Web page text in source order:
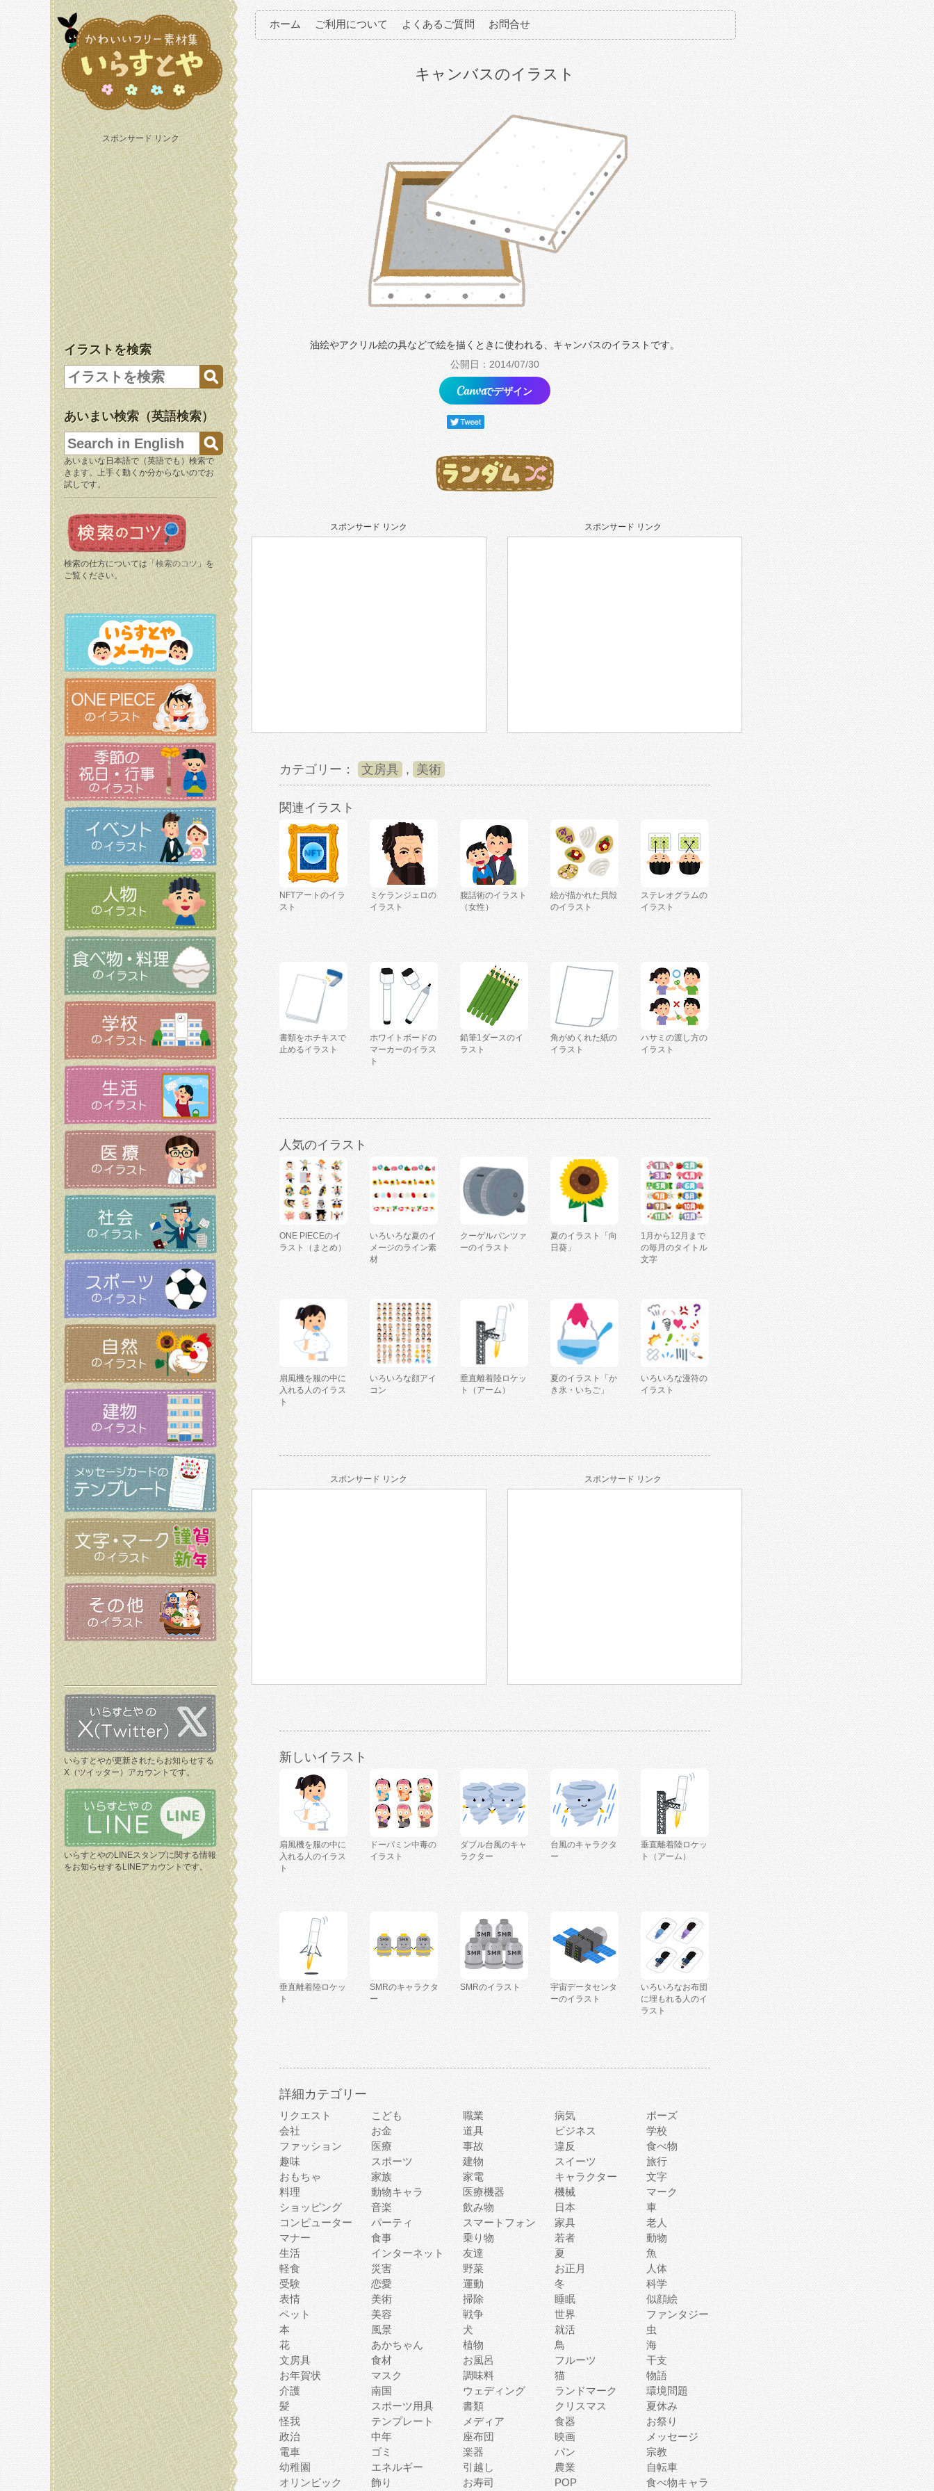
スポンサード リンク
イラストを検索
あいまい検索（英語検索）
あいまいな日本語で（英語でも）検索で
きます。上手く動くか分からないのでお
試しです。
検索の仕方については「 検索のコツ 」を
ご覧ください。
いらすとやが更新されたらお知らせする
X（ツイッター）アカウントです。
いらすとやのLINEスタンプに関する情報
をお知らせするLINEアカウントです。
ホーム ご利用について よくあるご質問 お問合せ
キャンバスのイラスト
油絵やアクリル絵の具などで絵を描くときに使われる、キャンバスのイラストです。
公開日：2014/07/30
でデザイン
スポンサード リンク スポンサード リンク
カテゴリー： 文房具 , 美術
関連イラスト
NFTアートのイラ
スト
ミケランジェロの
イラスト
腹話術のイラスト
（女性）
絵が描かれた貝殻
のイラスト
ステレオグラムの
イラスト
書類をホチキスで
止めるイラスト
ホワイトボードの
マーカーのイラス
ト
鉛筆1ダースのイ
ラスト
角がめくれた紙の
イラスト
ハサミの渡し方の
イラスト
人気のイラスト
ONE PIECEのイ
ラスト（まとめ）
いろいろな夏のイ
メージのライン素
材
クーゲルパンツァ
ーのイラスト
夏のイラスト「向
日葵」
1月から12月まで
の毎月のタイトル
文字
扇風機を服の中に
入れる人のイラス
ト
いろいろな顔アイ
コン
垂直離着陸ロケッ
ト（アーム）
夏のイラスト「か
き氷・いちご」
いろいろな漫符の
イラスト
スポンサード リンク スポンサード リンク
新しいイラスト
扇風機を服の中に
入れる人のイラス
ト
ドーパミン中毒の
イラスト
ダブル台風のキャ
ラクター
台風のキャラクタ
ー
垂直離着陸ロケッ
ト（アーム）
垂直離着陸ロケッ
ト
SMRのキャラクタ
ー
SMRのイラスト
宇宙データセンタ
ーのイラスト
いろいろなお布団
に埋もれる人のイ
ラスト
詳細カテゴリー
リクエスト こども 職業 病気
ポーズ
会社
お金 道具 ビジネス
学校
ファッション
医療 事故 違反
食べ物
趣味
スポーツ 建物 スイーツ
旅行
おもちゃ
家族 家電 キャラクター
文字
料理
動物キャラ 医療機器 機械
マーク
ショッピング
音楽 飲み物 日本
車
コンピューター
パーティ スマートフォン 家具
老人
マナー
食事 乗り物 若者
動物
生活
インターネット 友達 夏
魚
軽食
災害 野菜 お正月
人体
受験
恋愛 運動 冬
科学
表情
美術 掃除 睡眠
似顔絵
ペット
美容 戦争 世界
ファンタジー
本
風景 犬 就活
虫
花
あかちゃん 植物 鳥
海
文房具
食材 お風呂 フルーツ
干支
お年賀状
マスク 調味料 猫
物語
介護
南国 ウェディング ランドマーク
環境問題
髪
スポーツ用具 書類 クリスマス
夏休み
怪我
テンプレート メディア 食器
お祭り
政治
中年 座布団 映画
メッセージ
電車
ゴミ 楽器 パン
宗教
幼稚園
エネルギー 引越し 農業
自転車
オリンピック
飾り お寿司 POP 食べ物キャラ